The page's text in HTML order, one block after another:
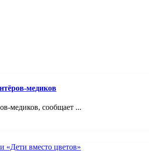
медиков
медиков, сообщает ...